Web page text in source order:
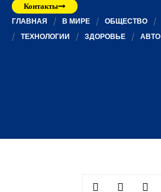
Контакты
ГЛАВНАЯ В МИРЕ ОБЩЕСТВО
ТЕХНОЛОГИИ
ЗДОРОВЬЕ АВТО